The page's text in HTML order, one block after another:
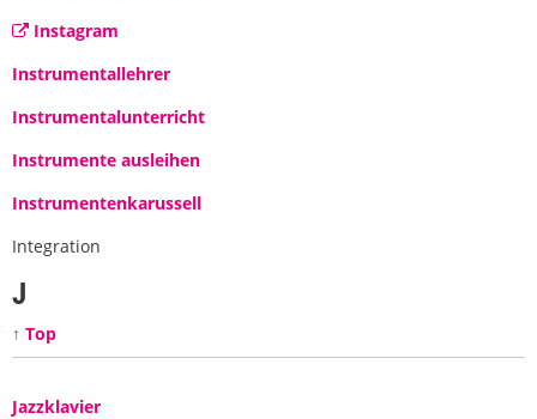
Instagram
Instrumentallehrer
Instrumentalunterricht
Instrumente ausleihen
Instrumentenkarussell
Integration
J
↑ Top
Jazzklavier